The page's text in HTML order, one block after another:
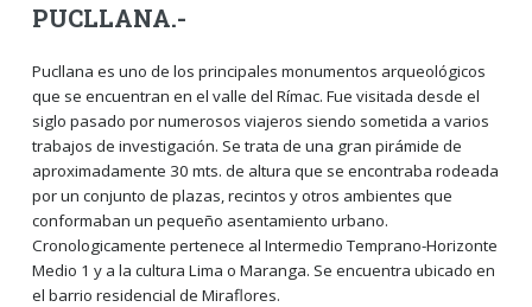
PUCLLANA.-
Pucllana es uno de los principales monumentos arqueológicos
que se encuentran en el valle del Rímac. Fue visitada desde el
siglo pasado por numerosos viajeros siendo sometida a varios
trabajos de investigación. Se trata de una gran pirámide de
aproximadamente 30 mts. de altura que se encontraba rodeada
por un conjunto de plazas, recintos y otros ambientes que
conformaban un pequeño asentamiento urbano.
Cronologicamente pertenece al Intermedio Temprano-Horizonte
Medio 1 y a la cultura Lima o Maranga. Se encuentra ubicado en
el barrio residencial de Miraflores.